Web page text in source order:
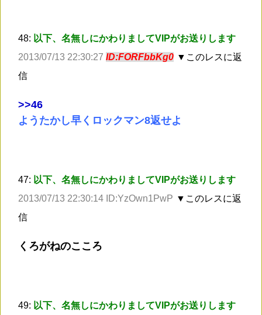
48: 以下、名無しにかわりましてVIPがお送りします
2013/07/13 22:30:27 ID:FORFbbKg0 ▼このレスに返
信
>>46
ようたかし早くロックマン8返せよ
47: 以下、名無しにかわりましてVIPがお送りします
2013/07/13 22:30:14 ID:YzOwn1PwP ▼このレスに返
信
くろがねのこころ
49: 以下、名無しにかわりましてVIPがお送りします